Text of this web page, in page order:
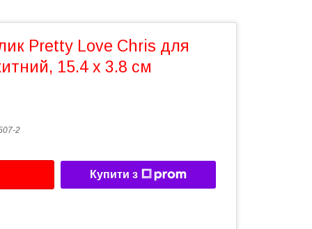
Pretty Love Chris для
15.4 х 3.8 см
2
Купити з